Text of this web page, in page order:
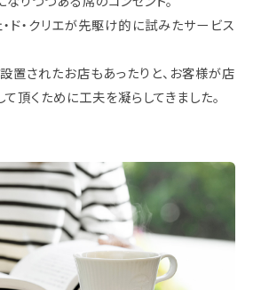
ド・クリエが先駆け的に試みたサービス
置されたお店もあったりと、お客様が店
頂くために工夫を凝らしてきました。